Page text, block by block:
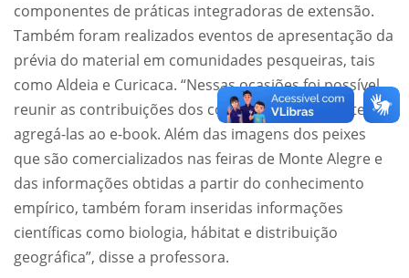
componentes de práticas integradoras de extensão.
Também foram realizados eventos de apresentação da
prévia do material em comunidades pesqueiras, tais
como Aldeia e Curicaca. “Nessas ocasiões foi possível
reunir as contribuições dos comunitários presentes e
agregá-las ao e-book. Além das imagens dos peixes
que são comercializados nas feiras de Monte Alegre e
das informações obtidas a partir do conhecimento
empírico, também foram inseridas informações
científicas como biologia, hábitat e distribuição
geográfica”, disse a professora.